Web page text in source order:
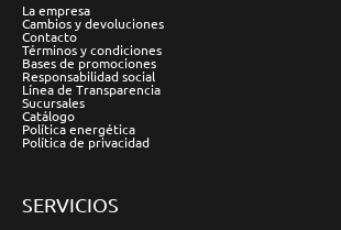
La empresa
Cambios y devoluciones
Contacto
Términos y condiciones
Bases de promociones
Responsabilidad social
Línea de Transparencia
Sucursales
Catálogo
Política energética
Política de privacidad
SERVICIOS